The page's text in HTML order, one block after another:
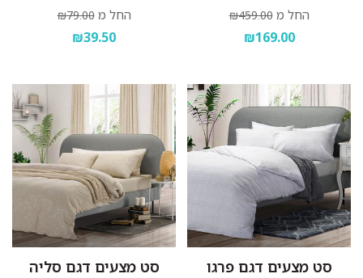
החל מ ₪459.00
₪169.00
החל מ ₪79.00
₪39.50
סט מצעים דגם פרגו סט מצעים דגם סליה